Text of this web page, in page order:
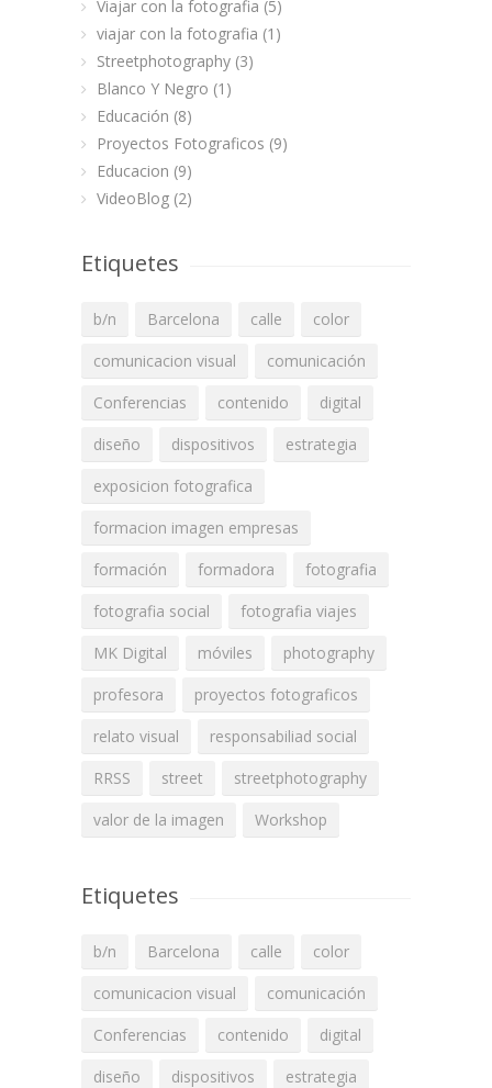
Viajar con la fotografia (5)
viajar con la fotografia (1)
Streetphotography (3)
Blanco Y Negro (1)
Educación (8)
Proyectos Fotograficos (9)
Educacion (9)
VideoBlog (2)
Etiquetes
b/n Barcelona calle
color
comunicacion visual
comunicación
Conferencias
contenido
digital
diseño
dispositivos
estrategia
exposicion fotografica
formacion imagen empresas
formación
formadora
fotografia
fotografia social
fotografia viajes
MK Digital
móviles
photography
profesora
proyectos fotograficos
relato visual
responsabiliad social
RRSS
street
streetphotography
valor de la imagen
Workshop
Etiquetes
b/n Barcelona calle
color
comunicacion visual
comunicación
Conferencias
contenido
digital
diseño
dispositivos
estrategia